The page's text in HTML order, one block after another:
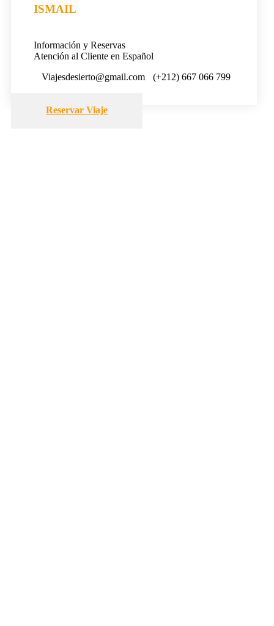
ISMAIL
Información y Reservas
Atención al Cliente en Español
Viajesdesierto@gmail.com
(+212) 667 066 799
Reservar Viaje